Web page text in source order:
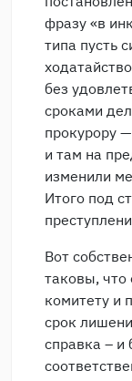
фразу «в
типа пусть
без
сроками
прокурору
и там на
изменили
Итого под
Вот
таковы, что
комитету и
срок
справка – и